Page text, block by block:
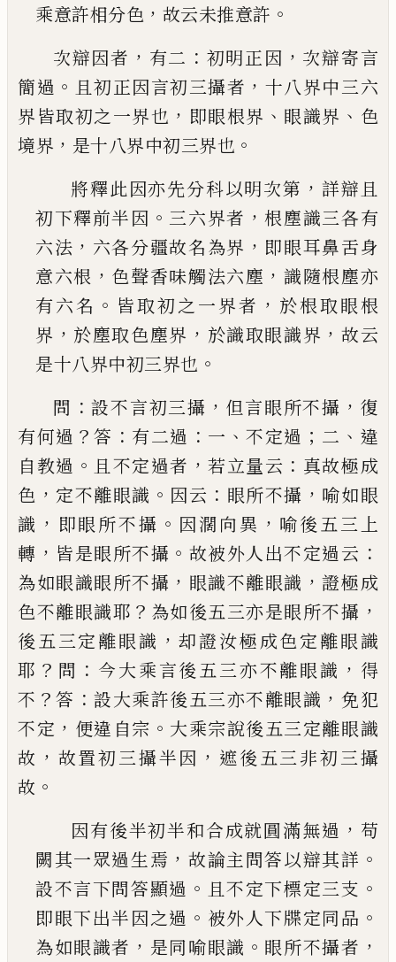
乘意許相分色 ， 故云未推意許 。
次辯因者 ， 有二 ： 初明正因 ， 次辯寄言
簡過 。 且初正因言初三攝者 ， 十八界中三六
界皆取初之一界也 ， 即眼根界 、 眼識界 、 色
境界 ， 是十八界中初三界也 。
將釋此因亦先分科以明次第 ， 詳辯且
初下釋前半因 。 三六界者 ，根塵識三各有
六法 ， 六各分疆故名為界 ， 即眼耳鼻舌身
意六根 ， 色聲香味觸法六塵 ，識隨根塵亦
有六名 。 皆取初之一界者 ， 於根取眼根
界 ， 於塵取色塵界 ， 於識取眼識界 ， 故云
是十八界中初三界也 。
問 ：設不言初三攝 ， 但言眼所不攝 ， 復
有何過 ？答 ： 有二過 ： 一 、不定過 ； 二 、 違
自教過 。 且不定過者 ，若立量云 ： 真故極成
色 ， 定不離眼識 。 因云 ： 眼所不攝 ， 喻如眼
識 ， 即眼所不攝 。 因濶向異 ， 喻後五三上
轉 ， 皆是眼所不攝 。 故被外人出不定過云 ：
為如眼識眼所不攝 ， 眼識不離眼識 ，證極成
色不離眼識耶 ？ 為如後五三亦是眼所不攝 ，
後五三定離眼識 ，却證汝極成色定離眼識
耶 ？ 問 ： 今大乘言後五三亦不離眼識 ， 得
不 ？答 ：設大乘許後五三亦不離眼識 ， 免犯
不定 ， 便違自宗 。 大乘宗說後五三定離眼識
故 ， 故置初三攝半因 ， 遮後五三非初三攝
故 。
因有後半初半和合成就圓滿無過 ， 苟
闕其一眾過生焉 ， 故論主問答以辯其詳 。
設不言下問答顯過 。 且不定下標定三支 。
即眼下出半因之過 。 被外人下牒定同品 。
為如眼識者 ， 是同喻眼識 。 眼所不攝者 ，